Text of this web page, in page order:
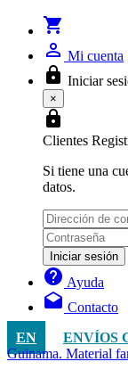
shopping_cart
person_outline Mi cuenta
lock Iniciar
×
lock
Clientes
Si tiene una
datos.
Iniciar sesión
help Ayuda
drafts Contacto
EN
ENVÍOS
Guinama. Material